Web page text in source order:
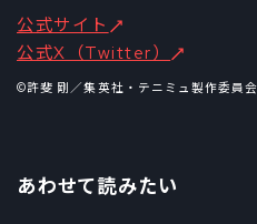
公式サイト
公式X（Twitter）
©許斐 剛／集英社・テニミュ製作委員会
あわせて読みたい